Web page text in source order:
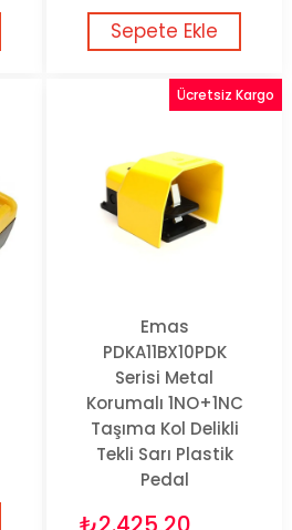
Sepete Ekle
Emas
PDKA11BX10PDK
Serisi Metal
Korumalı 1NO+1NC
Taşıma Kol Delikli
Tekli Sarı Plastik
Pedal
Ücretsiz Kargo